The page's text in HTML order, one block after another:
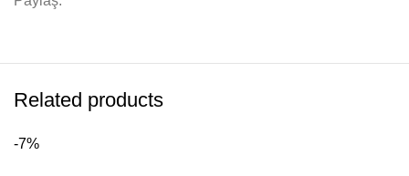
Related products
-7%